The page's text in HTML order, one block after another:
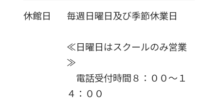
休館日 毎週日曜日及び季節休業日
≪日曜日はスクールのみ営業
≫
電話受付時間８：００～１
４：００
website
will
translated
mechanically,
so